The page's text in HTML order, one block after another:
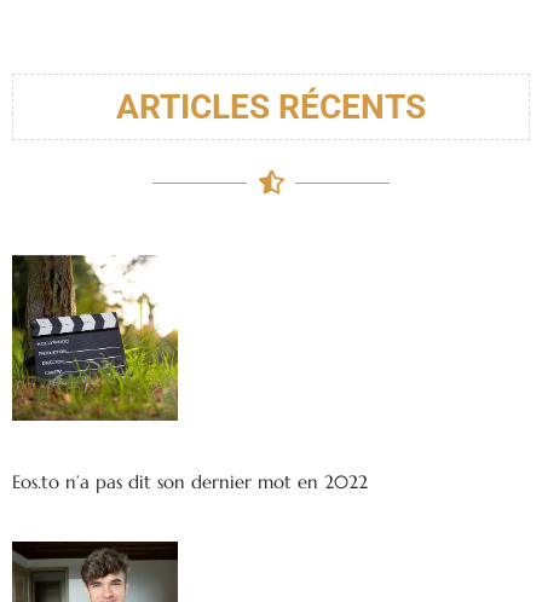
ARTICLES RÉCENTS
Eos.to n’a pas dit son dernier mot en 2022